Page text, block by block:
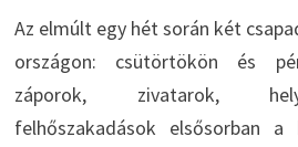
Az elmúlt egy hét során két
országon: csütörtökön és
záporok, zivatarok,
felhőszakadások elsősorban a